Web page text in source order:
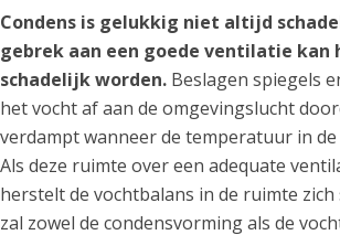
Condens is gelukkig niet altijd
gebrek aan een goede ventilatie kan
schadelijk worden. Beslagen spiegels
het vocht af aan de omgevingslucht
verdampt wanneer de temperatuur in
Als deze ruimte over een adequate
herstelt de vochtbalans in de ruimte zich
zal zowel de condensvorming als de